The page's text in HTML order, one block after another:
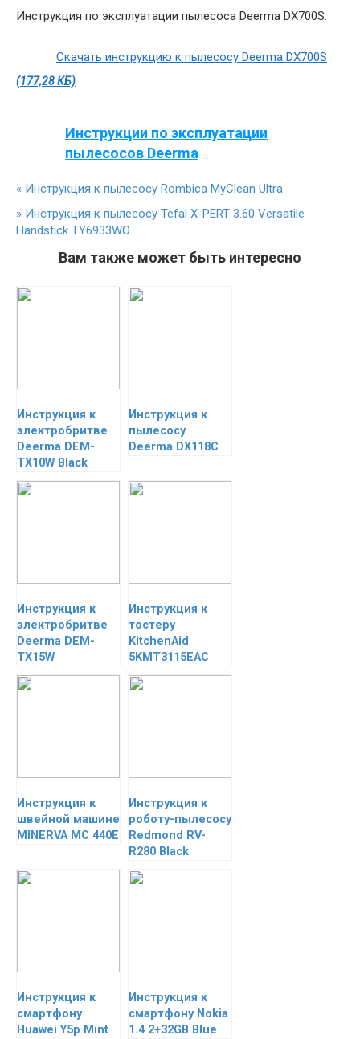
Инструкция по эксплуатации пылесоса Deerma DX700S.
Скачать инструкцию к пылесосу Deerma DX700S
(177,28 КБ)
Инструкции по эксплуатации
пылесосов Deerma
« Инструкция к пылесосу Rombica MyClean Ultra
» Инструкция к пылесосу Tefal X-PERT 3.60 Versatile
Handstick TY6933WO
Вам также может быть интересно
Инструкция к
электробритве
Deerma DEM-
TX10W Black
Инструкция к
пылесосу
Deerma DX118C
Инструкция к
электробритве
Deerma DEM-
TX15W
Инструкция к
тостеру
KitchenAid
5KMT3115EAC
Инструкция к
швейной машине
MINERVA MC 440E
Инструкция к
роботу-пылесосу
Redmond RV-
R280 Black
Инструкция к
смартфону
Huawei Y5p Mint
Инструкция к
смартфону Nokia
1.4 2+32GB Blue